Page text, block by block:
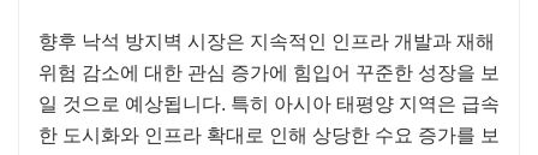
향후 낙석 방지벽 시장은 지속적인 인프라 개발과 재해
위험 감소에 대한 관심 증가에 힘입어 꾸준한 성장을 보
일 것으로 예상됩니다. 특히 아시아 태평양 지역은 급속
한 도시화와 인프라 확대로 인해 상당한 수요 증가를 보